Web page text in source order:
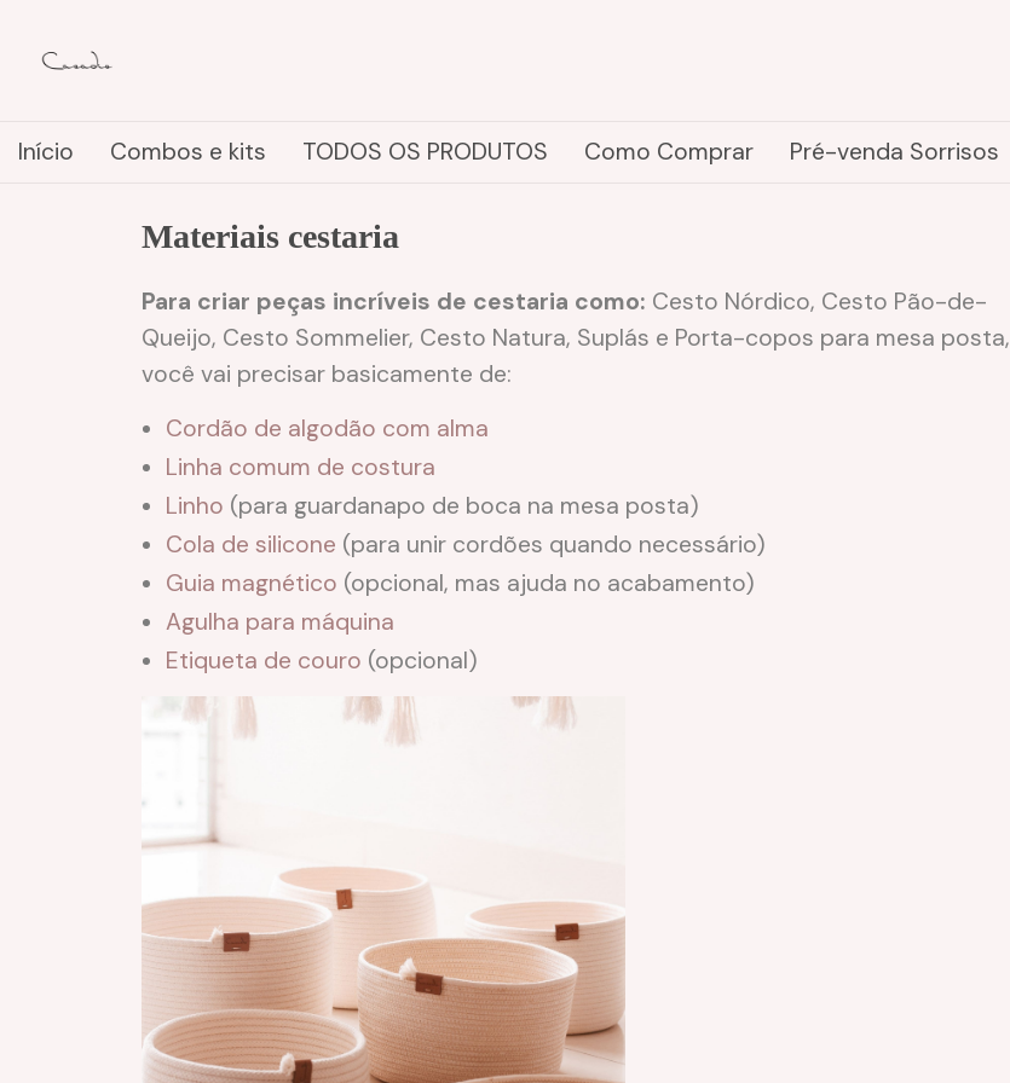
Início Combos e kits TODOS OS PRODUTOS Como Comprar Pré-venda Sorrisos
Materiais cestaria
Para criar peças incríveis de cestaria como: Cesto Nórdico, Cesto Pão-de-
Queijo, Cesto Sommelier, Cesto Natura, Suplás e Porta-copos para mesa posta,
você vai precisar basicamente de:
Cordão de algodão com alma
Linha comum de costura
Linho (para guardanapo de boca na mesa posta)
Cola de silicone (para unir cordões quando necessário)
Guia magnético (opcional, mas ajuda no acabamento)
Agulha para máquina
Etiqueta de couro (opcional)